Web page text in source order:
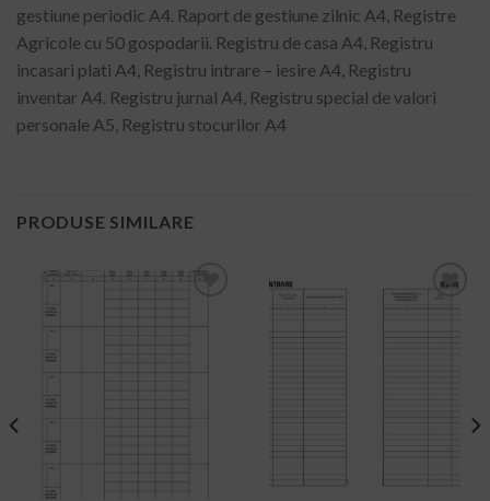
gestiune periodic A4. Raport de gestiune zilnic A4, Registre
Agricole cu 50 gospodarii. Registru de casa A4, Registru
incasari plati A4, Registru intrare – iesire A4, Registru
inventar A4. Registru jurnal A4, Registru special de valori
personale A5, Registru stocurilor A4
PRODUSE SIMILARE